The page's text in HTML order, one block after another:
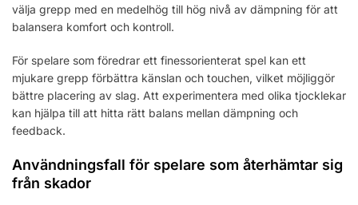
välja grepp med en medelhög till hög nivå av dämpning för att
balansera komfort och kontroll.
För spelare som föredrar ett finessorienterat spel kan ett
mjukare grepp förbättra känslan och touchen, vilket möjliggör
bättre placering av slag. Att experimentera med olika tjocklekar
kan hjälpa till att hitta rätt balans mellan dämpning och
feedback.
Användningsfall för spelare som återhämtar sig
från skador